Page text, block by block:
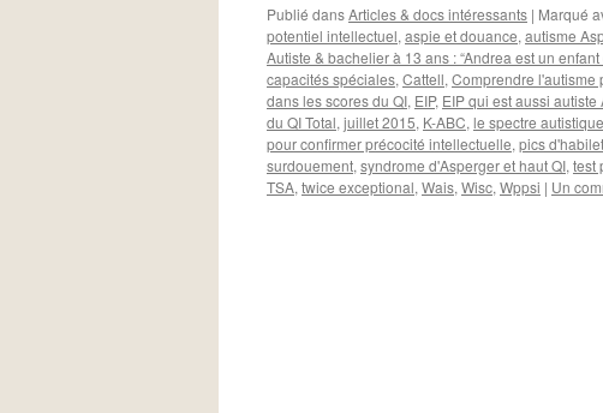
Publié dansArticles & docs intéressants | Marqué
potentiel intellectuel, aspie et douance, autisme
Autiste & bachelier à 13 ans : “Andrea est un
capacités spéciales, Cattell, Comprendre l'autisme
dans les scores du QI, EIP, EIP qui est aussi autiste
du QI Total, juillet 2015, K-ABC, le spectre
pour confirmer précocité intellectuelle, pics
surdouement, syndrome d'Asperger et haut QI, test
TSA, twice exceptional, Wais, Wisc, Wppsi | Un